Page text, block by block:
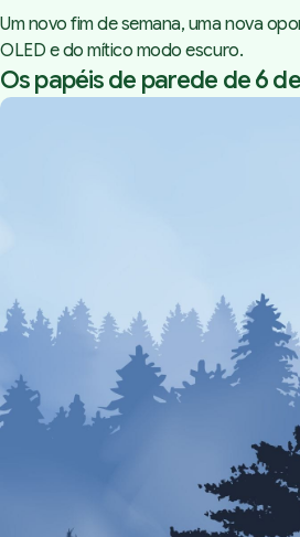
Um novo fim de semana, uma nova
OLED e do mítico modo escuro.
Os papéis de parede de 6